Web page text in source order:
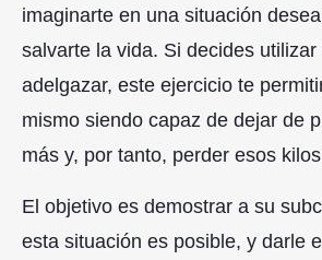
imaginarte en una situación
salvarte la vida. Si decides
adelgazar, este ejercicio te
mismo siendo capaz de dejar de
más y, por tanto, perder esos
El objetivo es demostrar a su
esta situación es posible, y darle